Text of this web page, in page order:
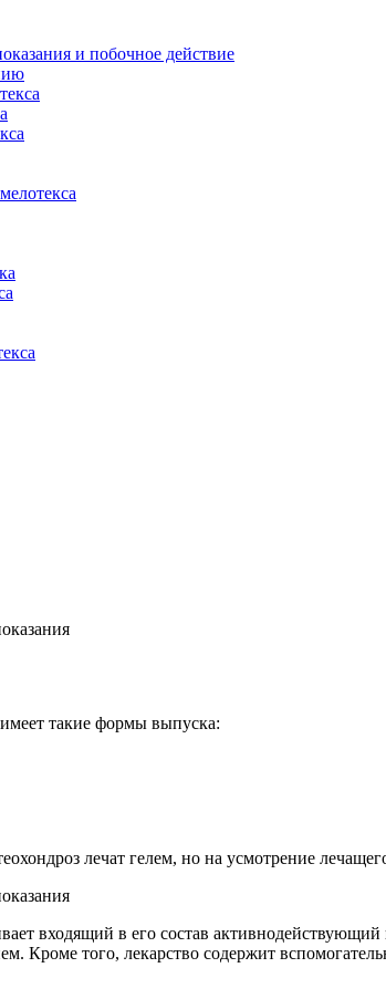
и побочное действие
такие формы выпуска:
лечат гелем, но на усмотрение
входящий в его состав
Кроме того, лекарство содержит